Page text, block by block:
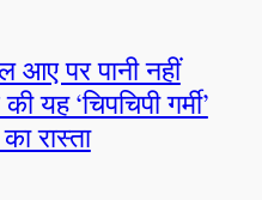
आए पर पानी नहीं
यह ‘चिपचिपी गर्मी’
रास्ता